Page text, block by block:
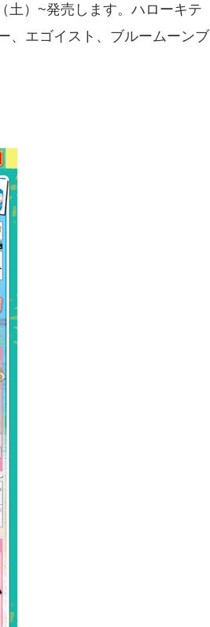
土）~発売します。ハローキテ
、エゴイスト、ブルームーンブ